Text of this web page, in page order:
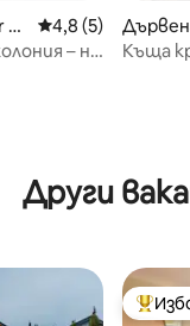
M
Средна оценка:
4,8 (5)
– на
wna
Къща
Други
Най-